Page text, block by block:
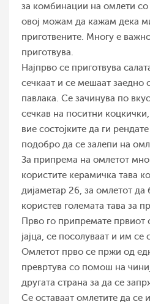
за комбинации на омлети со
овој можам да кажам дека
приготвените. Многу е
приготвува.
Најпрво се приготвува
сечкаат и се мешаат заедно
павлака. Се зачинува по
сечкав на поситни
вие состојките да ги
подобро да се залепи на
За припрема на омлетот
користите керамичка тава
дијаметар 26, за омлетот да
користев големата тава за
Прво го припремате првиот
јајца, се посолуваат и им
Омлетот прво се пржи од
превртува со помош на
другата страна за да се
Се оставаат омлетите да се